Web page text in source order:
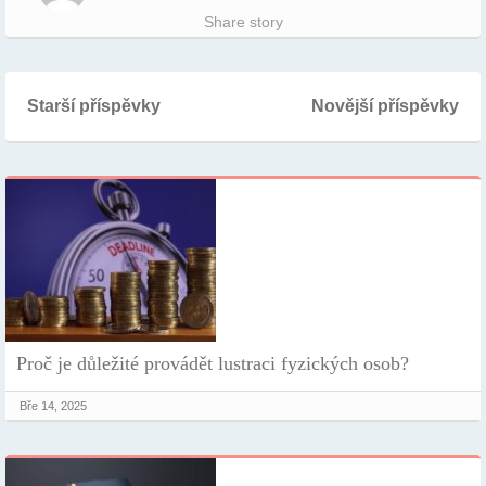
Share story
Starší příspěvky Novější příspěvky
Proč je důležité provádět lustraci fyzických osob?
Bře 14, 2025